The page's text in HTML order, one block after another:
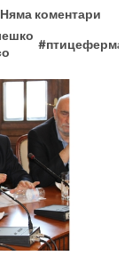
Няма коментари
#птицеферма